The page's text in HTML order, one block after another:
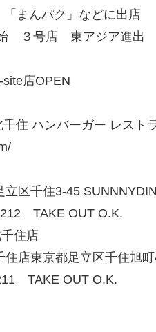
まんパク」などに出店
３号店 東アジア進出
店OPEN
住 ハンバーガー レスト
区千住3-45
TAKE OUT O.K.
千住店
店東京都足立区千住旭
TAKE OUT O.K.